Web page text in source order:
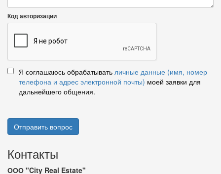
Код авторизации
Я соглашаюсь обрабатывать личные данные (имя, номер
телефона и адрес электронной почты) моей заявки для
дальнейшего общения.
Отправить вопрос
Контакты
ООО "City Real Estate"